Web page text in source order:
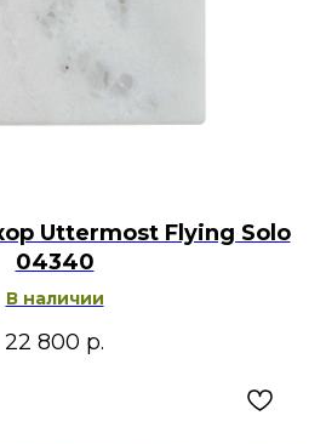
Uttermost Flying Solo
04340
В наличии
22 800 р.